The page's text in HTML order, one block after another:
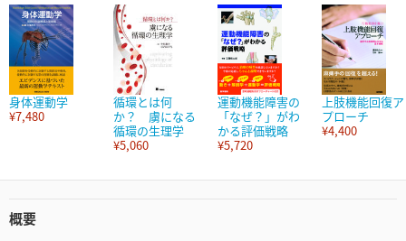
身体運動学
¥7,480
循環とは何
か？ 虜になる
循環の生理学
¥5,060
運動機能障害の
「なぜ？」がわ
かる評価戦略
¥5,720
上肢機能回復ア
プローチ
¥4,400
概要